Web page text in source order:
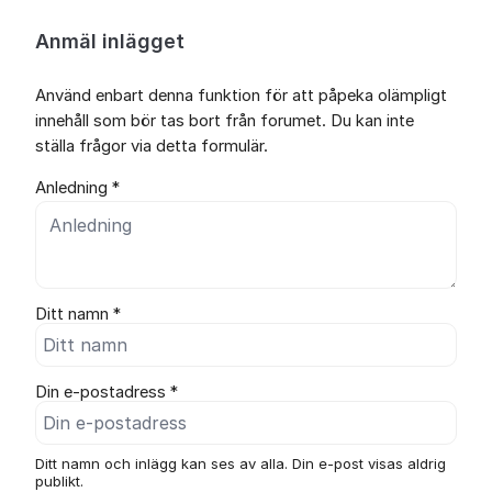
Anmäl inlägget
Använd enbart denna funktion för att påpeka olämpligt
innehåll som bör tas bort från forumet. Du kan inte
ställa frågor via detta formulär.
Anledning *
Ditt namn *
Din e-postadress *
Ditt namn och inlägg kan ses av alla. Din e-post visas aldrig
publikt.